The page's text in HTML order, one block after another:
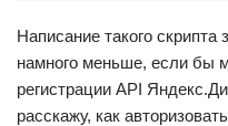
Написание такого
намного меньше, если бы
регистрации API
расскажу, как